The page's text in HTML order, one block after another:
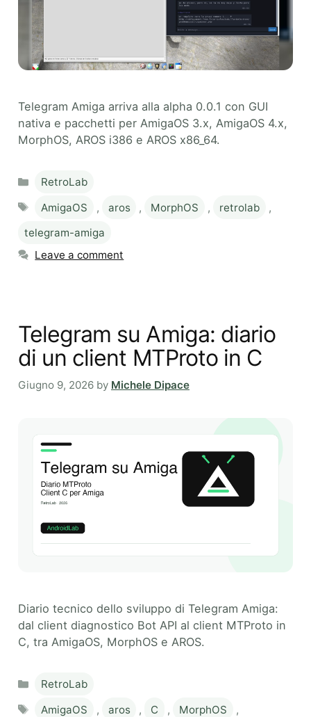
Telegram Amiga arriva alla alpha 0.0.1 con GUI
nativa e pacchetti per AmigaOS 3.x, AmigaOS 4.x,
MorphOS, AROS i386 e AROS x86_64.
Categories
RetroLab
Tags
AmigaOS , aros , MorphOS , retrolab
,
telegram-amiga
Leave a comment
Telegram su Amiga: diario
di un client MTProto in C
Giugno 9, 2026 by Michele Dipace
Diario tecnico dello sviluppo di Telegram Amiga:
dal client diagnostico Bot API al client MTProto in
C, tra AmigaOS, MorphOS e AROS.
Categories
RetroLab
Tags
AmigaOS , aros , C , MorphOS
,